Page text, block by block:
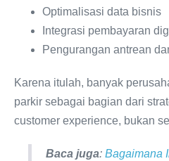
Optimalisasi data bisnis
Integrasi pembayaran
Pengurangan antrean
Karena itulah, banyak
parkir sebagai bagian dari
customer experience, bukan
Baca juga: Bagaimana